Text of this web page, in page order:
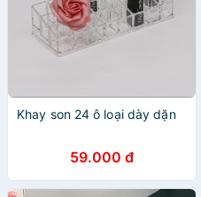
Khay son 24 ô loại dày dặn
59.000 đ